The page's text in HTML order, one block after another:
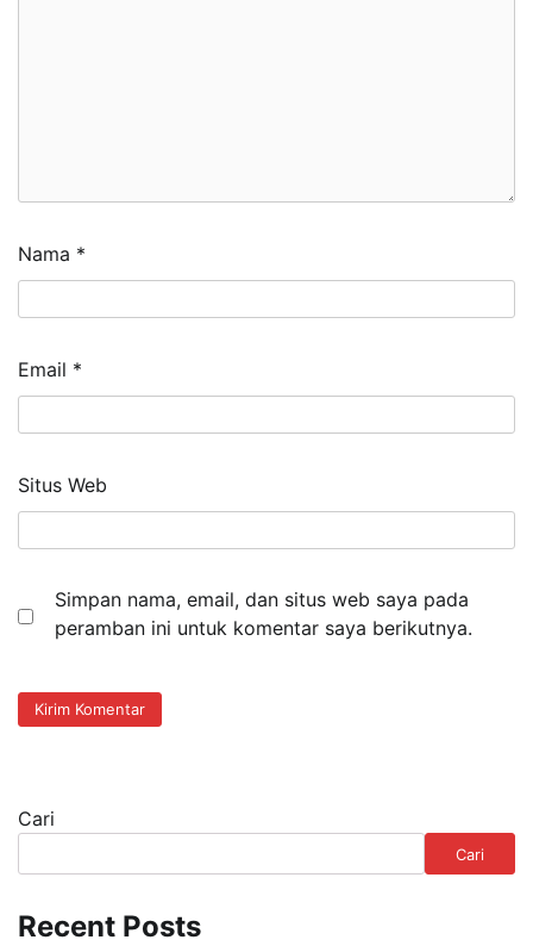
Nama *
Email *
Situs Web
Simpan nama, email, dan situs web saya pada
peramban ini untuk komentar saya berikutnya.
Cari
Cari
Recent Posts